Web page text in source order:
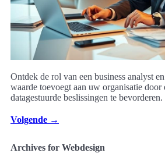
Ontdek de rol van een business analyst
waarde toevoegt aan uw organisatie door
datagestuurde beslissingen te bevorderen.
Volgende →
Archives for Webdesign